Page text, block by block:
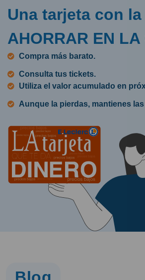
Una tarjeta con
AHORRAR EN LA
Compra más barato.
Consulta tus tickets.
Utiliza el valor acumulado en
Aunque la pierdas, mantienes